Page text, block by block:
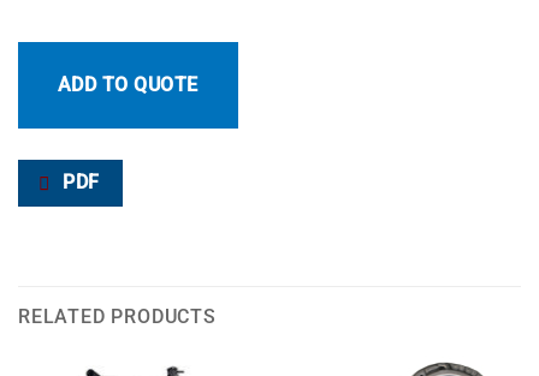
ADD TO QUOTE
PDF
RELATED PRODUCTS